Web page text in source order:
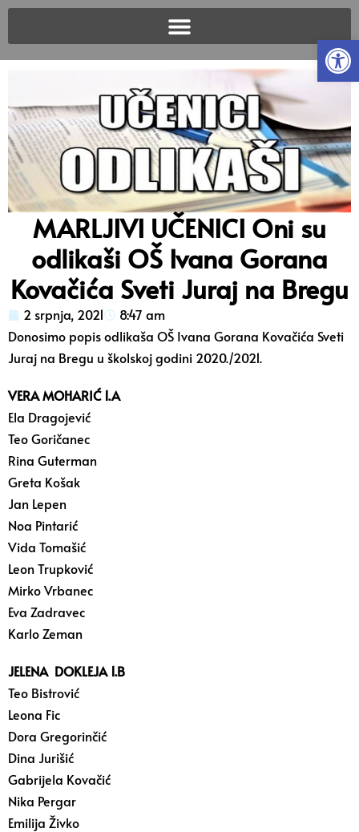
MARLJIVI UČENICI Oni su
odlikaši OŠ Ivana Gorana
Kovačića Sveti Juraj na Bregu
2 srpnja, 2021
8:47 am
Donosimo popis odlikaša OŠ Ivana Gorana Kovačića Sveti
Juraj na Bregu u školskoj godini 2020./2021.
VERA MOHARIĆ 1.A
Ela Dragojević
Teo Goričanec
Rina Guterman
Greta Košak
Jan Lepen
Noa Pintarić
Vida Tomašić
Leon Trupković
Mirko Vrbanec
Eva Zadravec
Karlo Zeman
JELENA DOKLEJA 1.B
Teo Bistrović
Leona Fic
Dora Gregorinčić
Dina Jurišić
Gabrijela Kovačić
Nika Pergar
Emilija Živko